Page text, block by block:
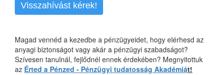
Visszahívást kérek!
Magad vennéd a kezedbe a pénzügyeidet, hogy elérhesd az
anyagi biztonságot vagy akár a pénzügyi szabadságot?
Szívesen tanulnál, fejlődnél ennek érdekében? Megnyitottuk
az Érted a Pénzed - Pénzügyi tudatosság Akadémiát!